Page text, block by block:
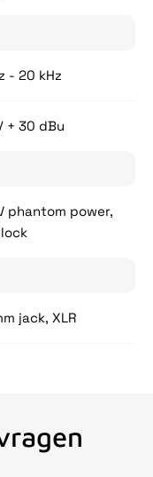
- 20 kHz
+ 30 dBu
phantom power,
jack, XLR